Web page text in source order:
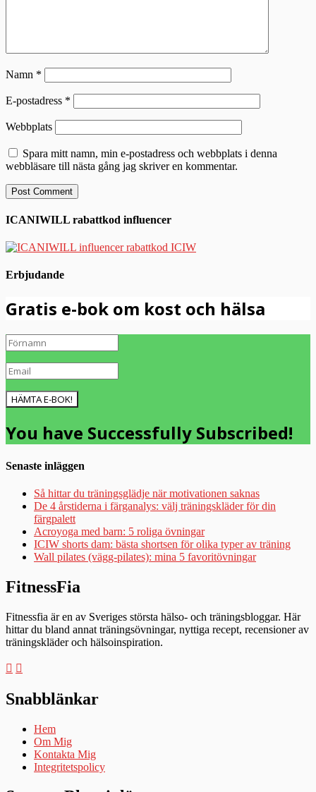
Namn *
E-postadress *
Webbplats
Spara mitt namn, min e-postadress och webbplats i denna
webbläsare till nästa gång jag skriver en kommentar.
ICANIWILL rabattkod influencer
Erbjudande
Gratis e-bok om kost och hälsa
HÄMTA E-BOK!
You have Successfully Subscribed!
Senaste inläggen
Så hittar du träningsglädje när motivationen saknas
De 4 årstiderna i färganalys: välj träningskläder för din
färgpalett
Acroyoga med barn: 5 roliga övningar
ICIW shorts dam: bästa shortsen för olika typer av träning
Wall pilates (vägg-pilates): mina 5 favoritövningar
FitnessFia
Fitnessfia är en av Sveriges största hälso- och träningsbloggar. Här
hittar du bland annat träningsövningar, nyttiga recept, recensioner av
träningskläder och hälsoinspiration.
Snabblänkar
Hem
Om Mig
Kontakta Mig
Integritetspolicy